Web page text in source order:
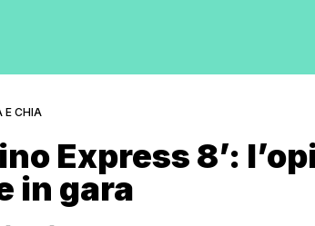
E CHIA
Express 8’:
in gara